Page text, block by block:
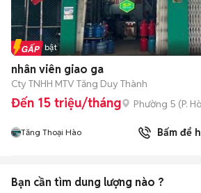
Tin nổi bật
nhân viên giao ga
Cty TNHH MTV Tăng Duy Thành
Đến 15 triệu/tháng Phường 5 (P.
Tăng Thoại Hào Bấm để
Bạn cần tìm dung lượng nào ?